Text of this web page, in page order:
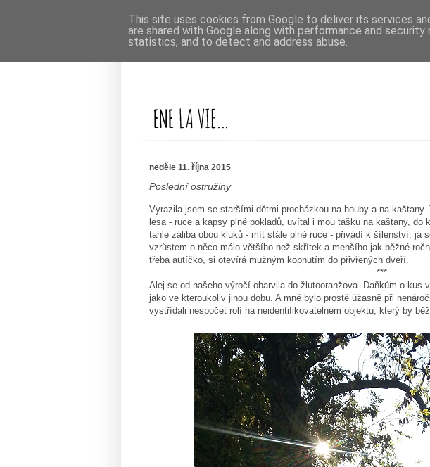
neděle 11. října 2015
Poslední ostružiny
Vyrazila jsem se staršími dětmi procházkou na houby a na
lesa - ruce a kapsy plné pokladů, uvítal i mou tašku na kaštany,
tahle záliba obou kluků - mít stále plné ruce - přivádí k šílenství, já
vzrůstem o něco málo většího než skřítek a menšího jak běžné
třeba autíčko, si otevírá mužným kopnutím do přivřených dveří.
***
Alej se od našeho výročí obarvila do žlutooranžova. Daňkům o kus
jako ve kteroukoliv jinou dobu. A mně bylo prostě úžasně při
vystřídali nespočet rolí na neidentifikovatelném objektu, který by
This site uses cookies from Google to deliver its services
are shared with Google along with performance and
statistics, and to detect and address abuse.